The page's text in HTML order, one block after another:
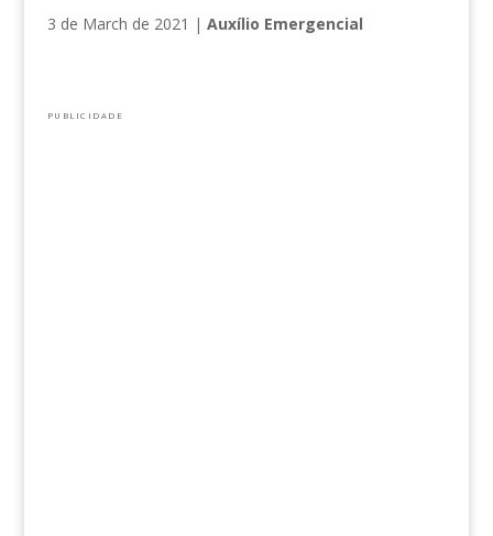
3 de March de 2021 | Auxílio Emergencial
PUBLICIDADE